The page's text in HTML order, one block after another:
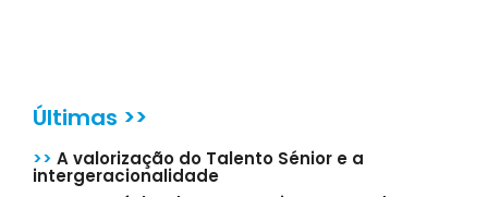
Últimas >>
>> A valorização do Talento Sénior e a
intergeracionalidade